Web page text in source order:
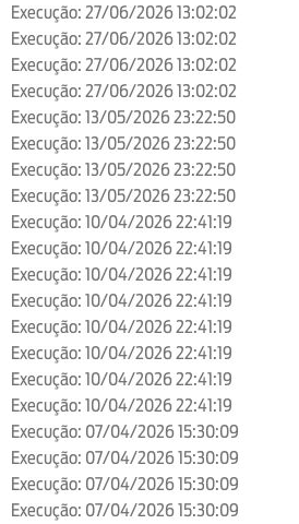
Execução: 27/06/2026 13:02:02
Execução: 27/06/2026 13:02:02
Execução: 27/06/2026 13:02:02
Execução: 27/06/2026 13:02:02
Execução: 13/05/2026 23:22:50
Execução: 13/05/2026 23:22:50
Execução: 13/05/2026 23:22:50
Execução: 13/05/2026 23:22:50
Execução: 10/04/2026 22:41:19
Execução: 10/04/2026 22:41:19
Execução: 10/04/2026 22:41:19
Execução: 10/04/2026 22:41:19
Execução: 10/04/2026 22:41:19
Execução: 10/04/2026 22:41:19
Execução: 10/04/2026 22:41:19
Execução: 10/04/2026 22:41:19
Execução: 07/04/2026 15:30:09
Execução: 07/04/2026 15:30:09
Execução: 07/04/2026 15:30:09
Execução: 07/04/2026 15:30:09